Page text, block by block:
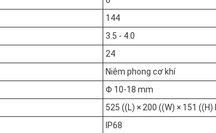
144
3.5 - 4.0
24
Niêm phong cơ khí
Φ 10-18 mm
525 ((L) × 200 ((W) × 151 ((H)
IP68